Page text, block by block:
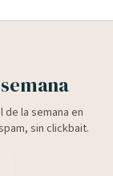
de la semana en
sin clickbait.